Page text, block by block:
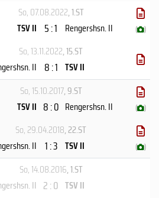
So, 07.08.2022, 1.ST
TSV II 5 : 1 Rengershsn. II ( )
So, 13.11.2022, 15.ST
II 8 : 1 TSV II
So, 15.10.2017, 9.ST
TSV II 8 : 0 Rengershsn. II ( )
So, 29.04.2018, 22.ST
II
1 : 3 TSV II ( )
So, 14.08.2016, 1.ST
II 2 : 0 TSV II